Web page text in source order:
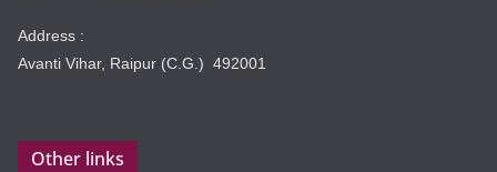
Address :
Avanti Vihar, Raipur (C.G.) 492001
Other links